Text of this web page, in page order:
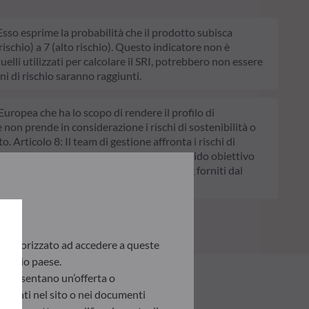
esprime la probabilità che il prodotto subisca
a 7 (alto rischio). Questo indicatore non è
utilizzati per calcolare il SRI, potrebbero non essere
di rischio saranno raggiunti.
che ha lo scopo di rendere il profilo di
prende in considerazione i rischi di sostenibilità o
Articolo 8: Il team di gestione affronta i rischi di
9: Il team di gestione persegue un rigido obiettivo
di sostenibilità avvalendosi dei rating forniti dal
ad accedere a queste
paese.
un’offerta o
nel sito o nei documenti